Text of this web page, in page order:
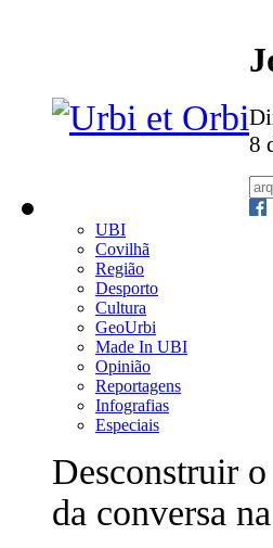
8
UBI
Covilhã
Região
Desporto
Cultura
GeoUrbi
Made In UBI
Opinião
Reportagens
Infografias
Especiais
Desconstruir
da conversa